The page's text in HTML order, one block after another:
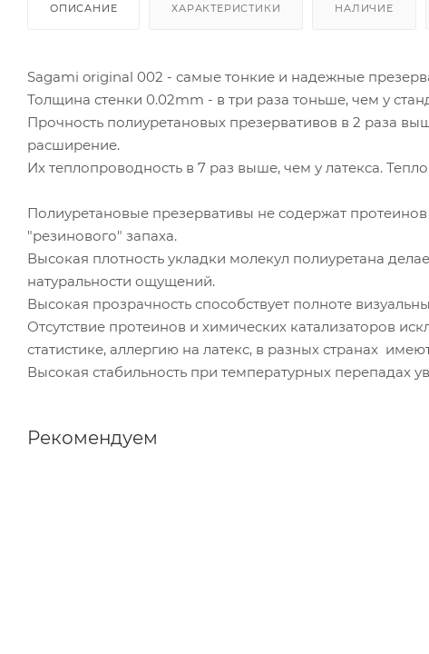
ОПИСАНИЕ ХАРАКТЕРИСТИКИ НАЛИЧИЕ
Sagami original 002 - самые тонкие и надежные
Толщина стенки 0.02mm - в три раза тоньше, чем у
Прочность полиуретановых презервативов в 2 раза
расширение.
Их теплопроводность в 7 раз выше, чем у латекса.
Полиуретановые презервативы не содержат протеинов
"резинового" запаха.
Высокая плотность укладки молекул полиуретана
натуральности ощущений.
Высокая прозрачность способствует полноте
Отсутствие протеинов и химических катализаторов
статистике, аллергию на латекс, в разных странах
Высокая стабильность при температурных перепадах
Рекомендуем